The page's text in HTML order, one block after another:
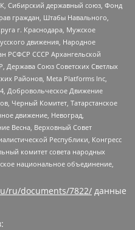
Сибирский державный союз, Фонд
граждан, Штабы Навального,
г. Краснодара, Мужское
движения, Народное
РСФСР СССР Архангельской
Держава Союз Советских Светлых
Районов, Meta Platforms Inc,
Добровольческое Движение
Черный Комитет, Татарстанское
движение, Невоград,
Весна, Верховный Совет
Республики, Конгресс
комитет совета народных
национальное объединение,
ru/documents/7822/ данные